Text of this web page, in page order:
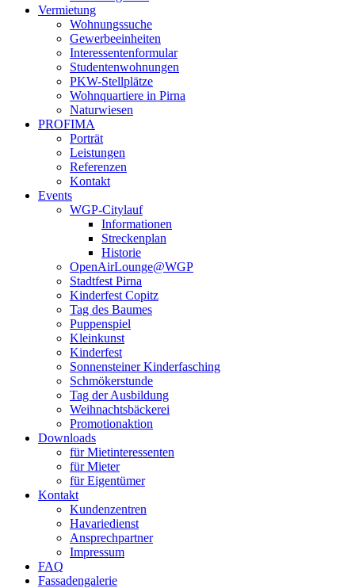
Vermietung
Wohnungssuche
Gewerbeeinheiten
Interessentenformular
Studentenwohnungen
PKW-Stellplätze
Wohnquartiere in Pirna
Naturwiesen
PROFIMA
Porträt
Leistungen
Referenzen
Kontakt
Events
WGP-Citylauf
Informationen
Streckenplan
Historie
OpenAirLounge@WGP
Stadtfest Pirna
Kinderfest Copitz
Tag des Baumes
Puppenspiel
Kleinkunst
Kinderfest
Sonnensteiner Kinderfasching
Schmökerstunde
Tag der Ausbildung
Weihnachtsbäckerei
Promotionaktion
Downloads
für Mietinteressenten
für Mieter
für Eigentümer
Kontakt
Kundenzentren
Havariedienst
Ansprechpartner
Impressum
FAQ
Fassadengalerie